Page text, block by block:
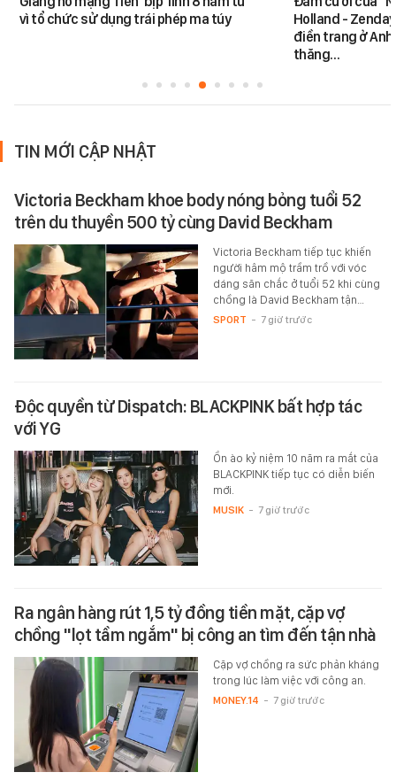
vì tổ chức sử dụng trái phép ma túy
Holland -
điền trang ở
thăng…
TIN MỚI CẬP NHẬT
Victoria Beckham khoe body nóng bỏng tuổi 52
trên du thuyền 500 tỷ cùng David Beckham
Victoria Beckham tiếp tục khiến
người hâm mộ trầm trồ với vóc
dáng săn chắc ở tuổi 52 khi cùng
chồng là David Beckham tận…
SPORT - 7 giờ trước
Độc quyền từ Dispatch: BLACKPINK bất hợp tác
với YG
Ồn ào kỷ niệm 10 năm ra mắt của
BLACKPINK tiếp tục có diễn biến
mới.
MUSIK - 7 giờ trước
Ra ngân hàng rút 1,5 tỷ đồng tiền mặt, cặp vợ
chồng "lọt tầm ngắm" bị công an tìm đến tận nhà
Cặp vợ chồng ra sức phản kháng
trong lúc làm việc với công an.
MONEY.14 - 7 giờ trước